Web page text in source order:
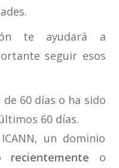
te ayudará a
seguir esos
60 días o ha sido
60 días.
un dominio
recientemente o